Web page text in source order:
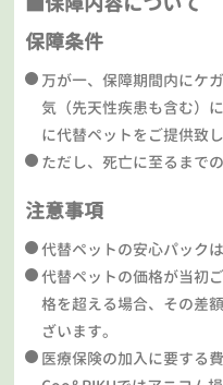
保障条件
万が一、保障期間内にケ
気（先天性疾患も含む）
に代替ペットをご提供致し
ただし、死亡に至るまで
注意事項
代替ペットの安心パック
代替ペットの価格が当初
格を超える場合、その差
ざいます。
医療保険の加入に要する